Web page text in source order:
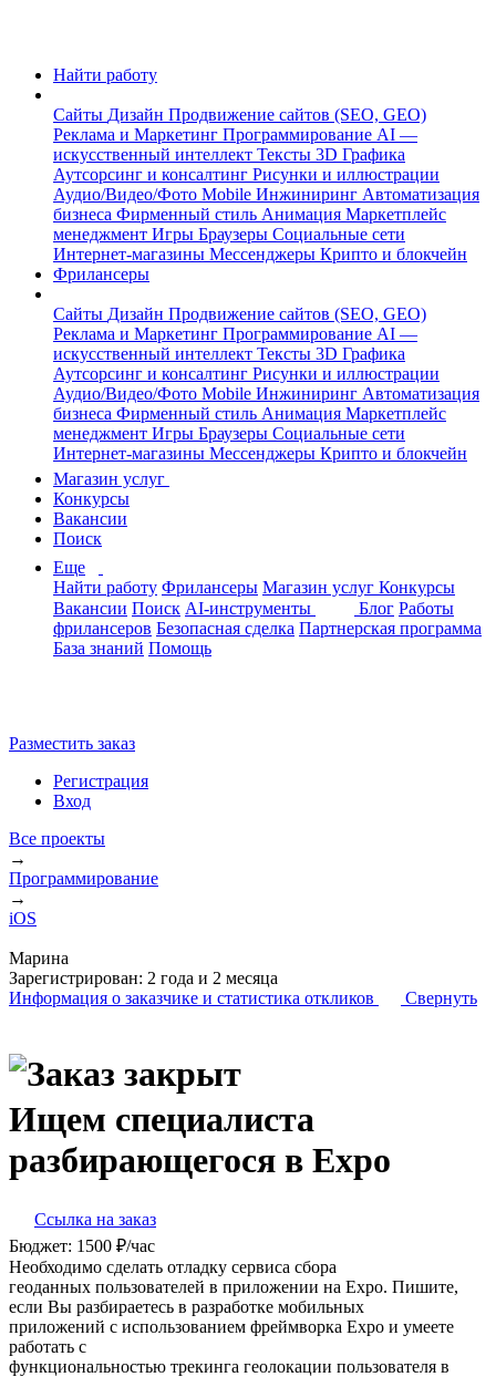
Найти работу
Сайты Дизайн Продвижение сайтов (SEO, GEO)
Реклама и Маркетинг Программирование AI —
искусственный интеллект Тексты 3D Графика
Аутсорсинг и консалтинг Рисунки и иллюстрации
Аудио/Видео/Фото Mobile Инжиниринг Автоматизация
бизнеса Фирменный стиль Анимация Маркетплейс
менеджмент Игры Браузеры Социальные сети
Интернет-магазины Мессенджеры Крипто и блокчейн
Фрилансеры
Сайты Дизайн Продвижение сайтов (SEO, GEO)
Реклама и Маркетинг Программирование AI —
искусственный интеллект Тексты 3D Графика
Аутсорсинг и консалтинг Рисунки и иллюстрации
Аудио/Видео/Фото Mobile Инжиниринг Автоматизация
бизнеса Фирменный стиль Анимация Маркетплейс
менеджмент Игры Браузеры Социальные сети
Интернет-магазины Мессенджеры Крипто и блокчейн
Магазин услуг
Конкурсы
Вакансии
Поиск
Еще
Найти работу Фрилансеры Магазин услуг Конкурсы
Вакансии Поиск AI-инструменты Блог Работы
фрилансеров Безопасная сделка Партнерская программа
База знаний Помощь
Разместить заказ
Регистрация
Вход
Все проекты
→
Программирование
→
iOS
Марина
Зарегистрирован: 2 года и 2 месяца
Информация о заказчике и статистика откликов Свернуть
Ищем специалиста
разбирающегося в Expo
Ссылка на заказ
Бюджет: 1500 ₽/час
Необходимо сделать отладку сервиса сбора
геоданных пользователей в приложении на Expo. Пишите,
если Вы разбираетесь в разработке мобильных
приложений с использованием фреймворка Expo и умеете
работать с
функциональностью трекинга геолокации пользователя в